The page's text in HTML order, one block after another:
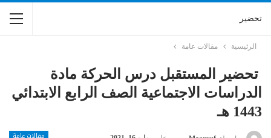
تحضير
الرئيسية مقالات عامة
تحضير المستقبل درس الحركة مادة
الدراسات الاجتماعية الصف الرابع الابتدائي
1443 هـ